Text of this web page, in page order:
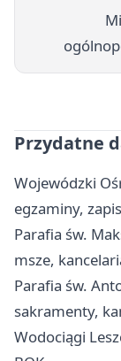
Przydatne
Wojewódzki
egzaminy,
Parafia św.
msze,
Parafia św.
sakramenty,
Wodociągi